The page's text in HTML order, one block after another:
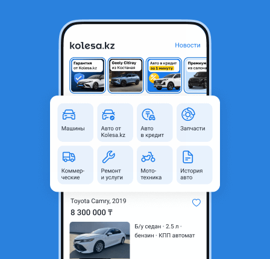
Парог хонда сивик
Алматы, Алматинская
область
Б/y
Оригинальность
Оригинал
Подходит на авто
1995 - 2000 6 поколение (MB/MC/MA/MB/EJ/EK/EJ/EM1), 2000